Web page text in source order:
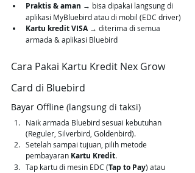
Praktis & aman → bisa dipakai langsung di
aplikasi MyBluebird atau di mobil (EDC driver)
Kartu kredit VISA → diterima di semua
armada & aplikasi Bluebird
Cara Pakai Kartu Kredit Nex Grow
Card di Bluebird
Bayar Offline (langsung di taksi)
Naik armada Bluebird sesuai kebutuhan
(Reguler, Silverbird, Goldenbird).
Setelah sampai tujuan, pilih metode
pembayaran Kartu Kredit.
Tap kartu di mesin EDC (Tap to Pay) atau